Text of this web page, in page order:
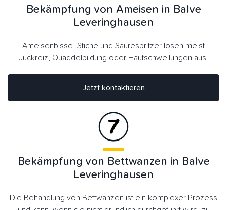
Jetzt kontaktieren
Bekämpfung von Ameisen in Balve
Leveringhausen
Ameisenbisse, Stiche und Säurespritzer lösen meist
Juckreiz, Quaddelbildung oder Hautschwellungen aus.
Bekämpfung von Bettwanzen in Balve
Leveringhausen
Die Behandlung von Bettwanzen ist ein komplexer Prozess